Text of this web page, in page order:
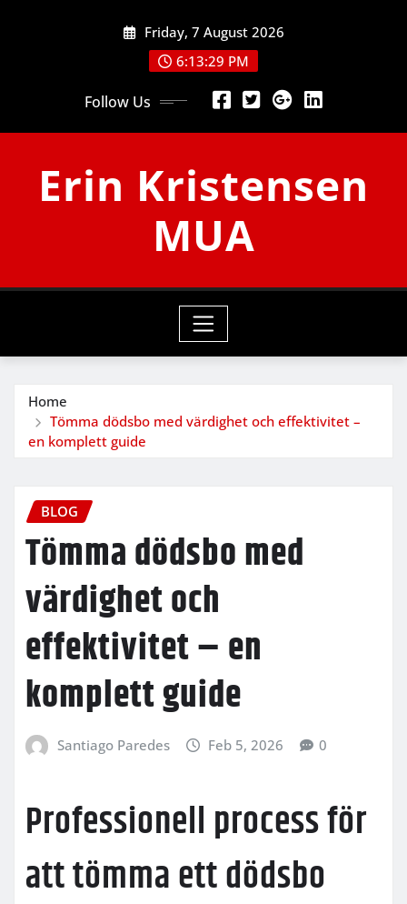
Friday, 7 August 2026
6:13:30 PM
Follow Us
Erin Kristensen
MUA
Home
Tömma dödsbo med värdighet och effektivitet –
en komplett guide
BLOG
Tömma dödsbo med
värdighet och
effektivitet – en
komplett guide
Santiago Paredes Feb 5, 2026 0
Professionell process för
att tömma ett dödsbo